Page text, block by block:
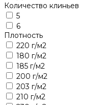
Количество клиньев
5
6
Плотность
220 г/м2
180 г/м2
185 г/м2
200 г/м2
203 г/м2
210 г/м2